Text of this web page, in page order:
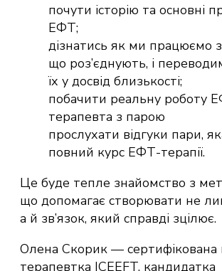
почути історію та основні
ЕФТ;
дізнатись як ми працюємо
що роз’єднують, і
їх у досвід близькості;
побачити реальну роботу
терапевта з парою
прослухати відгуки пари,
повний курс ЕФТ-терапії.
Це буде тепле знайомство з
що допомагає створювати не
а й зв’язок, який справді зцілює.
Олена Скорик — сертифікована
терапевтка ICEEFT, кандидатка